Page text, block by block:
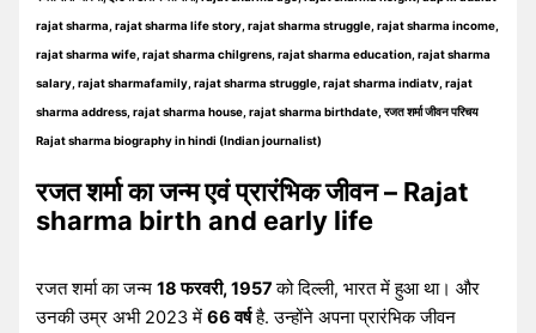
rajat sharma, rajat sharma life story, rajat sharma struggle, rajat sharma income,
rajat sharma wife, rajat sharma chilgrens, rajat sharma education, rajat sharma
salary, rajat sharmafamily, rajat sharma struggle, rajat sharma indiatv, rajat
sharma address, rajat sharma house, rajat sharma birthdate, रजत शर्मा जीवन परिचय
Rajat sharma biography in hindi (Indian journalist)
रजत शर्मा का जन्म एवं प्रारंभिक जीवन – Rajat
sharma birth and early life
रजत शर्मा का जन्म18 फरवरी, 1957को दिल्ली, भारत में हुआ था। और
उनकी उम्र अभी 2023 में66 वर्षहै. उन्होंने अपना प्रारंभिक जीवन